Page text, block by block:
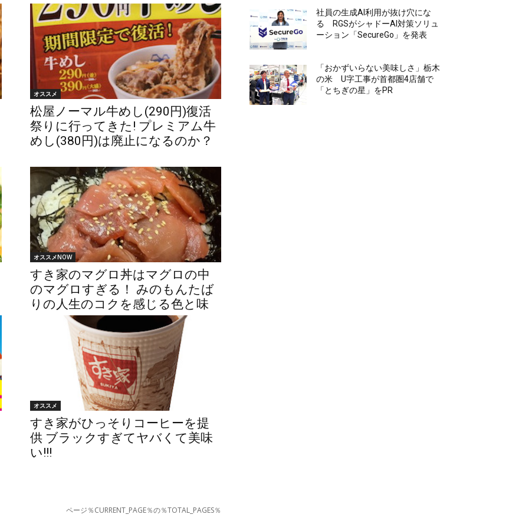
オススメ
松屋ノーマル牛めし(290円)復活
祭りに行ってきた! プレミアム牛
めし(380円)は廃止になるのか？
オススメNOW
すき家のマグロ丼はマグロの中
のマグロすぎる！ みのもんたば
りの人生のコクを感じる色と味
オススメ
すき家がひっそりコーヒーを提
供 ブラックすぎてヤバくて美味
い!!!
ページ％CURRENT_PAGE％の％TOTAL_PAGES％
社員の生成AI利用が抜け穴にな
る RGSがシャドーAI対策ソリュ
ーション「SecureGo」を発表
「おかずいらない美味しさ」栃木
の米 U字工事が首都圏4店舗で
「とちぎの星」をPR